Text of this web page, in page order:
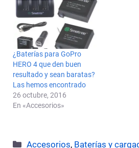
¿Baterías para GoPro
HERO 4 que den buen
resultado y sean baratas?
Las hemos encontrado
26 octubre, 2016
En «Accesorios»
Categorías
Accesorios, Baterías y